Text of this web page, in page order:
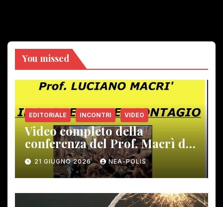
You missed
EDITORIALE INCONTRI VIDEO
Video completo della
conferenza del Prof. Macrì del
12 giugno scorso
21 GIUGNO 2026 NEA-POLIS